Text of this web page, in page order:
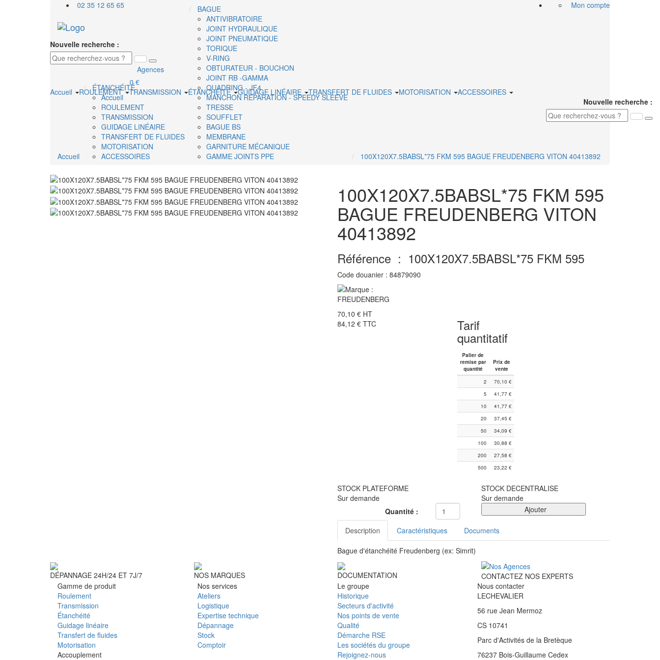
02 35 12 65 65 Mon compte
Nouvelle recherche :
Agences
0 €
Accueil
ROULEMENT TRANSMISSION ÉTANCHÉITÉ GUIDAGE LINÉAIRE TRANSFERT DE FLUIDES MOTORISATION
ACCESSOIRES
Nouvelle recherche :
Accueil
ÉTANCHÉITÉ
Accueil
ROULEMENT
TRANSMISSION
GUIDAGE LINÉAIRE
TRANSFERT DE FLUIDES
MOTORISATION
ACCESSOIRES
BAGUE
ANTIVIBRATOIRE
JOINT HYDRAULIQUE
JOINT PNEUMATIQUE
TORIQUE
V-RING
OBTURATEUR - BOUCHON
JOINT RB -GAMMA
QUADRING - JF4
MANCHON REPARATION - SPEEDY SLEEVE
TRESSE
SOUFFLET
BAGUE BS
MEMBRANE
GARNITURE MÉCANIQUE
GAMME JOINTS PPE
100X120X7.5BABSL*75 FKM 595 BAGUE FREUDENBERG VITON 40413892
100X120X7.5BABSL*75 FKM 595
BAGUE FREUDENBERG VITON
40413892
Référence : 100X120X7.5BABSL*75 FKM 595
Code douanier : 84879090
70,10 € HT
84,12 € TTC Tarif
quantitatif
Palier de
remise par
quantité
Prix de
vente
2
70,10 €
5
41,77€
10
41,77€
20
37,45 €
50
34,09 €
100
30,88 €
200
27,58 €
500
23,22 €
STOCK PLATEFORME
Sur demande
STOCK DECENTRALISE
Sur demande
Quantité :
Ajouter
Description Caractéristiques Documents
Bague d'étanchéité Freudenberg (ex: Simrit)
DÉPANNAGE 24H/24 ET 7J/7 NOS MARQUES DOCUMENTATION
CONTACTEZ NOS EXPERTS
Gamme de produit
Roulement
Transmission
Étanchéité
Guidage linéaire
Transfert de fluides
Motorisation
Accouplement
Nos services
Ateliers
Logistique
Expertise technique
Dépannage
Stock
Comptoir
Le groupe
Historique
Secteurs d'activité
Nos points de vente
Qualité
Démarche RSE
Les sociétés du groupe
Rejoignez-nous
Nous contacter
LECHEVALIER
56 rue Jean Mermoz
CS 10741
Parc d'Activités de la Bretèque
76237 Bois-Guillaume Cedex